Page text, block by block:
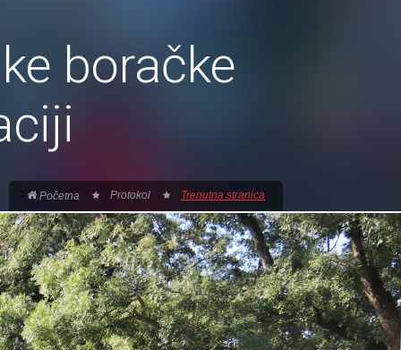
boračke
Početna Protokol Trenutna stranica